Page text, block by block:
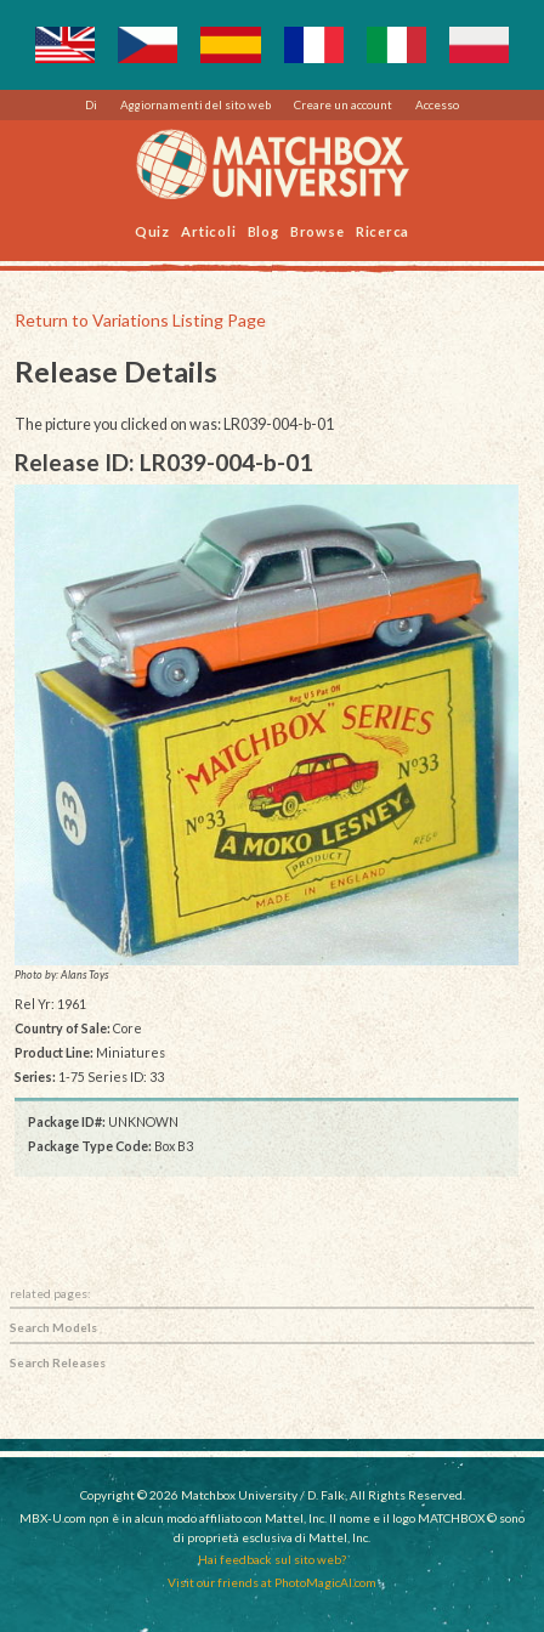
Di Aggiornamenti del sito web Creare un account Accesso
Quiz Articoli Blog Browse Ricerca
Return to Variations Listing Page
Release Details
The picture you clicked on was: LR039-004-b-01
Release ID: LR039-004-b-01
Photo by: Alans Toys
Rel Yr: 1961
Country of Sale: Core
Product Line:Miniatures
Series: 1-75 Series ID: 33
Package ID#: UNKNOWN
Package Type Code: Box B3
related pages:
Search Models
Search Releases
Copyright © 2026 Matchbox University / D. Falk, All Rights Reserved.
MBX-U.com non è in alcun modo affiliato con Mattel, Inc. Il nome e il logo MATCHBOX © sono
di proprietà esclusiva di Mattel, Inc.
Hai feedback sul sito web?
Visit our friends at PhotoMagicAI.com